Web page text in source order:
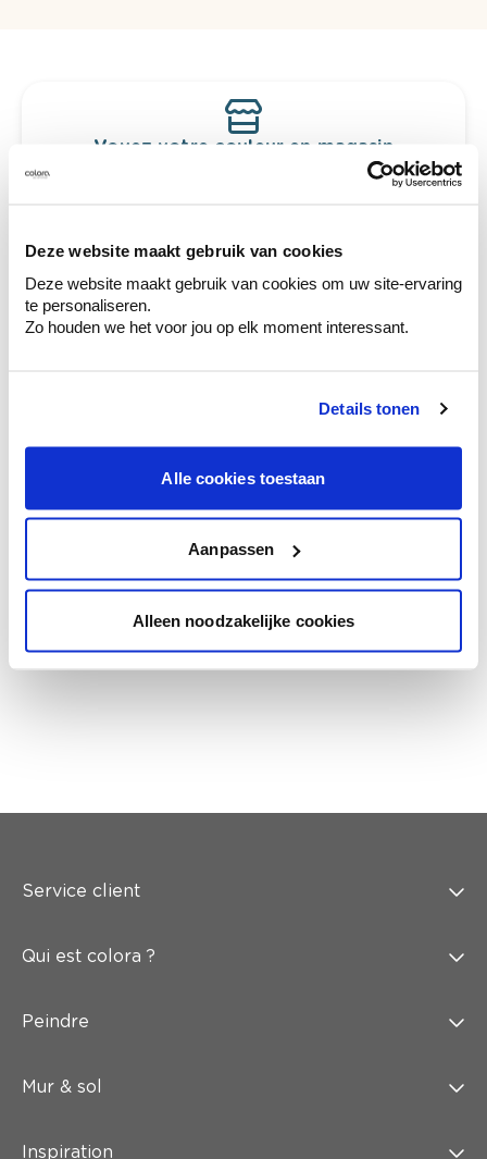
Deze website maakt gebruik van cookies
Deze website maakt gebruik van cookies om uw site-ervaring
te personaliseren.
Zo houden we het voor jou op elk moment interessant.
Details tonen
Alle cookies toestaan
Aanpassen
Alleen noodzakelijke cookies
Voyez votre couleur en magasin
Découvrez des échantillons de votre
votre couleur.
Obtenez des conseils personnalisés sur la
combinaison de couleurs.
Conseil couleur à domicile
en couleur.
l'éclairage et de votre mobilier.
Obtenez un contrôle technologique de vos
Service client
Qui est colora ?
Peindre
Mur & sol
Inspiration